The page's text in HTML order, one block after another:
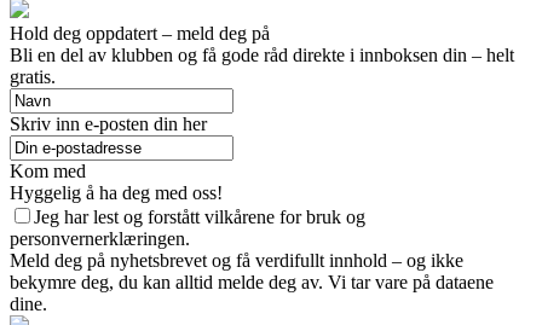
Hold deg oppdatert – meld deg på
Bli en del av klubben og få gode råd direkte i innboksen din – helt
gratis.
Skriv inn e-posten din her
Kom med
Hyggelig å ha deg med oss!
Jeg har lest og forstått vilkårene for bruk og
personvernerklæringen.
Meld deg på nyhetsbrevet og få verdifullt innhold – og ikke
bekymre deg, du kan alltid melde deg av. Vi tar vare på dataene
dine.